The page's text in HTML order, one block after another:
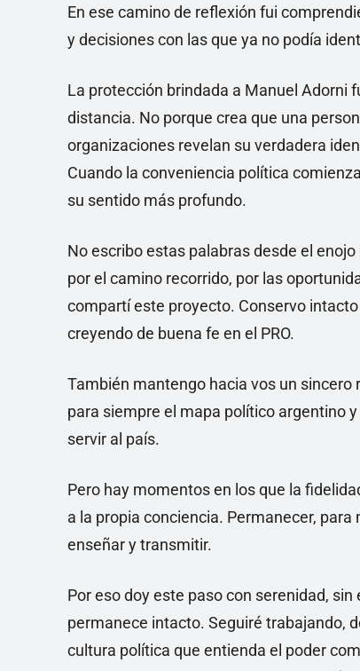
En ese camino de reflexión fui
y decisiones con las que ya no podía
La protección brindada a Manuel Adorni
distancia. No porque crea que una
organizaciones revelan su verdadera
Cuando la conveniencia política
su sentido más profundo.
No escribo estas palabras desde el
por el camino recorrido, por las
compartí este proyecto. Conservo
creyendo de buena fe en el PRO.
También mantengo hacia vos un
para siempre el mapa político argentino
servir al país.
Pero hay momentos en los que la
a la propia conciencia. Permanecer,
enseñar y transmitir.
Por eso doy este paso con serenidad,
permanece intacto. Seguiré trabajando,
cultura política que entienda el poder